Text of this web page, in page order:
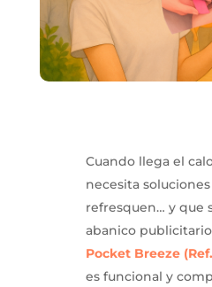
Cuando llega el
necesita
refresquen… y que
abanico
Pocket Breeze (Ref.
es funcional y